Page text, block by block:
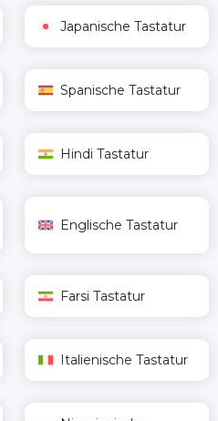
Japanische Tastatur
Spanische Tastatur
Hindi Tastatur
Englische Tastatur
Farsi Tastatur
Italienische Tastatur